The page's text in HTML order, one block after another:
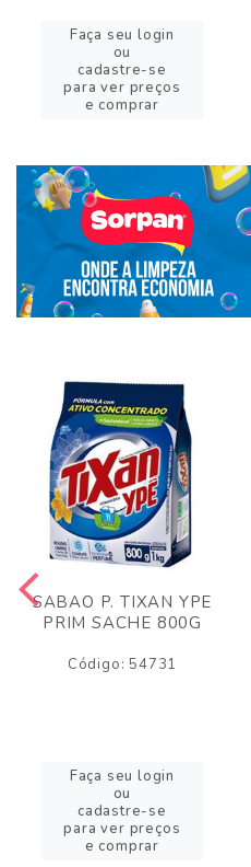
Faça seu login
ou
cadastre-se
para ver preços
e comprar
SABAO P. TIXAN YPE
PRIM SACHE 800G
Código: 54731
Faça seu login
ou
cadastre-se
para ver preços
e comprar